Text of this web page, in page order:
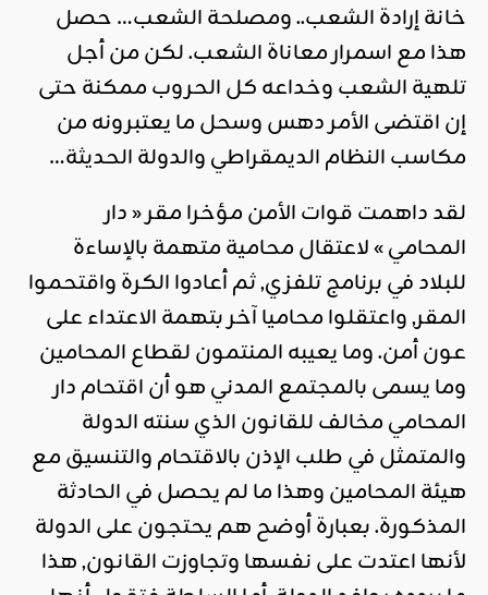
خانة إرادة الشعب.. ومصلحة الشعب… حصل
هذا مع اسمرار معاناة الشعب. لكن من أجل
تلهية الشعب وخداعه كل الحروب ممكنة حتى
إن اقتضى الأمر دهس وسحل ما يعتبرونه من
مكاسب النظام الديمقراطي والدولة الحديثة…
لقد داهمت قوات الأمن مؤخرا مقر « دار
المحامي » لاعتقال محامية متهمة بالإساءة
للبلاد في برنامج تلفزي, ثم أعادوا الكرة واقتحموا
المقر, واعتقلوا محاميا آخر بتهمة الاعتداء على
عون أمن. وما يعيبه المنتمون لقطاع المحامين
وما يسمى بالمجتمع المدني هو أن اقتحام دار
المحامي مخالف للقانون الذي سنته الدولة
والمتمثل في طلب الإذن بالاقتحام والتنسيق مع
هيئة المحامين وهذا ما لم يحصل في الحادثة
المذكورة. بعبارة أوضح هم يحتجون على الدولة
لأنها اعتدت على نفسها وتجاوزت القانون, هذا